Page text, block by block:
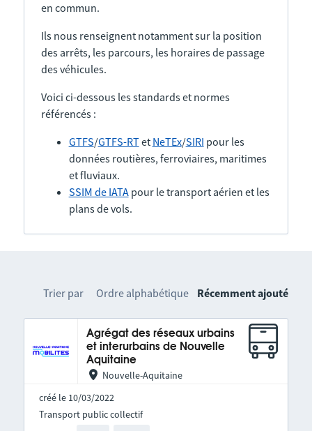
en commun.
Ils nous renseignent notamment sur la position
des arrêts, les parcours, les horaires de passage
des véhicules.
Voici ci-dessous les standards et normes
référencés :
GTFS/GTFS-RTet NeTEx/SIRI pour les
données routières, ferroviaires, maritimes
et fluviaux.
SSIM de IATApour le transport aérien et les
plans de vols.
Trier par Ordre alphabétique Récemment ajouté
Agrégat des réseaux urbains
et interurbains de Nouvelle
Aquitaine
Nouvelle-Aquitaine
créé le 10/03/2022
Transport public collectif